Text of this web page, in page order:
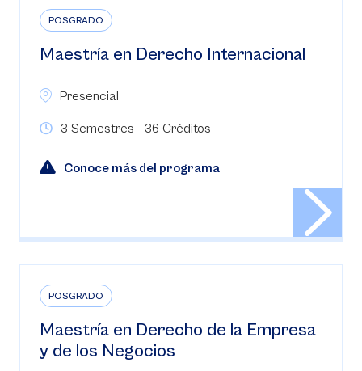
POSGRADO
Maestría en Derecho Internacional
Presencial
3 Semestres - 36 Créditos
Conoce más del programa
POSGRADO
Maestría en Derecho de la Empresa
y de los Negocios